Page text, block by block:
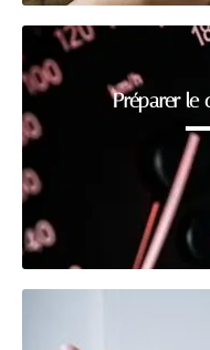
Préparer le